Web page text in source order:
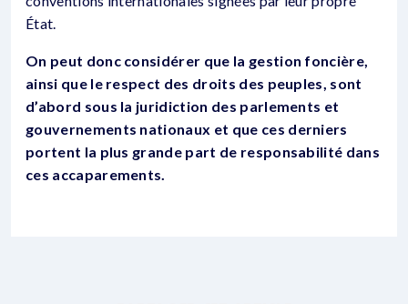
État.
On peut donc considérer que la gestion foncière,
ainsi que le respect des droits des peuples, sont
d’abord sous la juridiction des parlements et
gouvernements nationaux et que ces derniers
portent la plus grande part de responsabilité dans
ces accaparements.